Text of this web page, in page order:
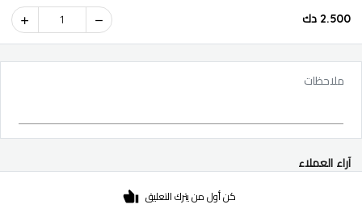
2.500 دك 1
ملاحظات
آراء العملاء
كن أول من يترك التعليق